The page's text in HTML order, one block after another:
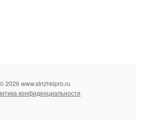
© 2026 www.strizhkipro.ru
конфиденциальности